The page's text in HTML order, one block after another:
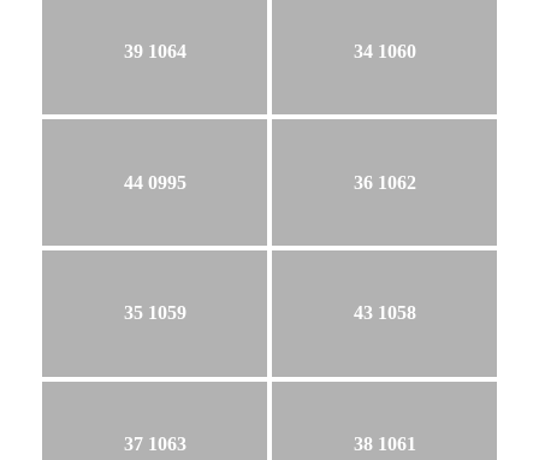
39 1064 34 1060
44 0995 36 1062
35 1059 43 1058
37 1063 38 1061